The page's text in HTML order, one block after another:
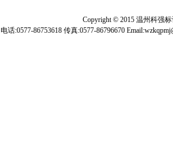
Copyright © 2015 温州科强
电话:0577-86753618 传真:0577-86796670